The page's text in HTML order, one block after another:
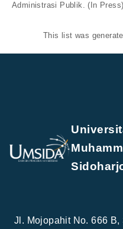
Administrasi Publik. (In Press)
This list was
Jl. Mojopahit No. 666